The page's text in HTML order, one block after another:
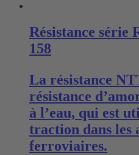
Résistance
158
La résistance
résistance
à l’eau, qui est
traction dans les
ferroviaires.